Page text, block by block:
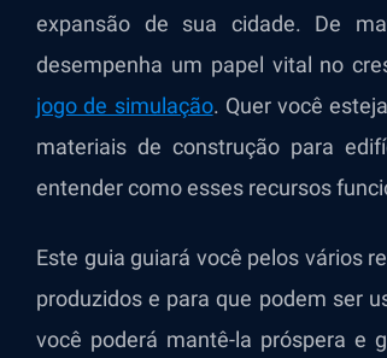
expansão de sua cidade. De
desempenha um papel vital no
jogo de simulação. Quer você
materiais de construção para
entender como esses recursos
Este guia guiará você pelos vários
produzidos e para que podem ser
você poderá mantê-la próspera e